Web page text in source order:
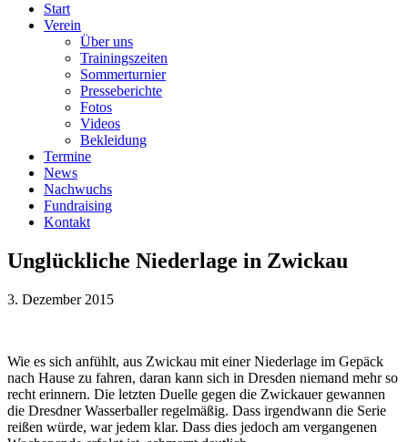
Start
Verein
Über uns
Trainingszeiten
Sommerturnier
Presseberichte
Fotos
Videos
Bekleidung
Termine
News
Nachwuchs
Fundraising
Kontakt
Unglückliche Niederlage in Zwickau
3. Dezember 2015
Wie es sich anfühlt, aus Zwickau mit einer Niederlage im Gepäck
nach Hause zu fahren, daran kann sich in Dresden niemand mehr so
recht erinnern. Die letzten Duelle gegen die Zwickauer gewannen
die Dresdner Wasserballer regelmäßig. Dass irgendwann die Serie
reißen würde, war jedem klar. Dass dies jedoch am vergangenen